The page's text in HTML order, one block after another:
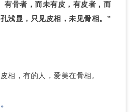
有骨者，而未有皮，有皮者，而
浅显，只见皮相，未见骨相。”
相，有的人，爱美在骨相。